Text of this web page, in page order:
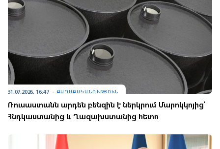
31.07.2026, 16:47 ՔԱՂԱՔԱԿԱՆՈՒԹՅՈՒՆ
Ռուսաստանն արդեն բենզին է ներկրում Մարոկկոյից՝
Հնդկաստանից և Ղազախստանից հետո